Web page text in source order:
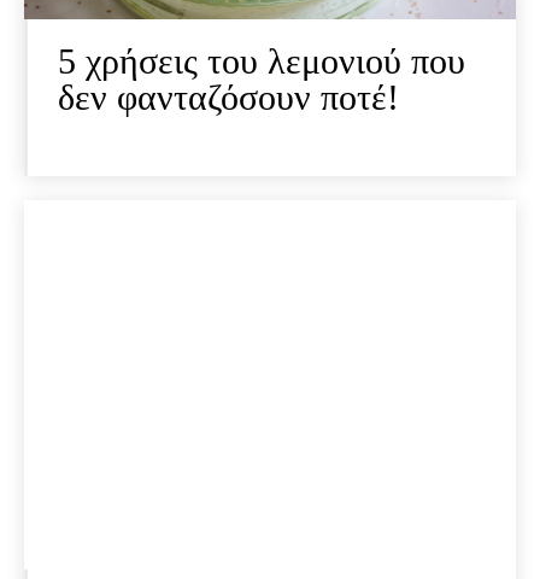
5 χρήσεις του λεμονιού που
δεν φανταζόσουν ποτέ!